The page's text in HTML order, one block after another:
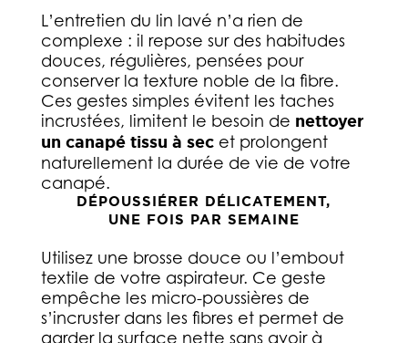
L’entretien du lin lavé n’a rien de
complexe : il repose sur des habitudes
douces, régulières, pensées pour
conserver la texture noble de la fibre.
Ces gestes simples évitent les taches
incrustées, limitent le besoin de nettoyer
un canapé tissu à secet prolongent
naturellement la durée de vie de votre
canapé.
DÉPOUSSIÉRER DÉLICATEMENT,
UNE FOIS PAR SEMAINE
Utilisez une brosse douce ou l’embout
textile de votre aspirateur. Ce geste
empêche les micro-poussières de
s’incruster dans les fibres et permet de
garder la surface nette sans avoir à